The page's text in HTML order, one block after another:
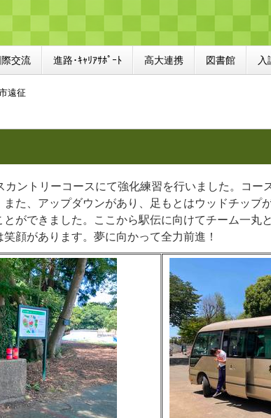
際交流 進路･ｷｬﾘｱｻﾎﾟｰﾄ 高大連携 図書館 入
遠征
カントリーコースにて強化練習を行いました。コ
た、アップダウンがあり、足もとはウッドチップ
ができました。
ここから駅伝に向けてチーム一丸
顔があります。夢に向かって全力前進！